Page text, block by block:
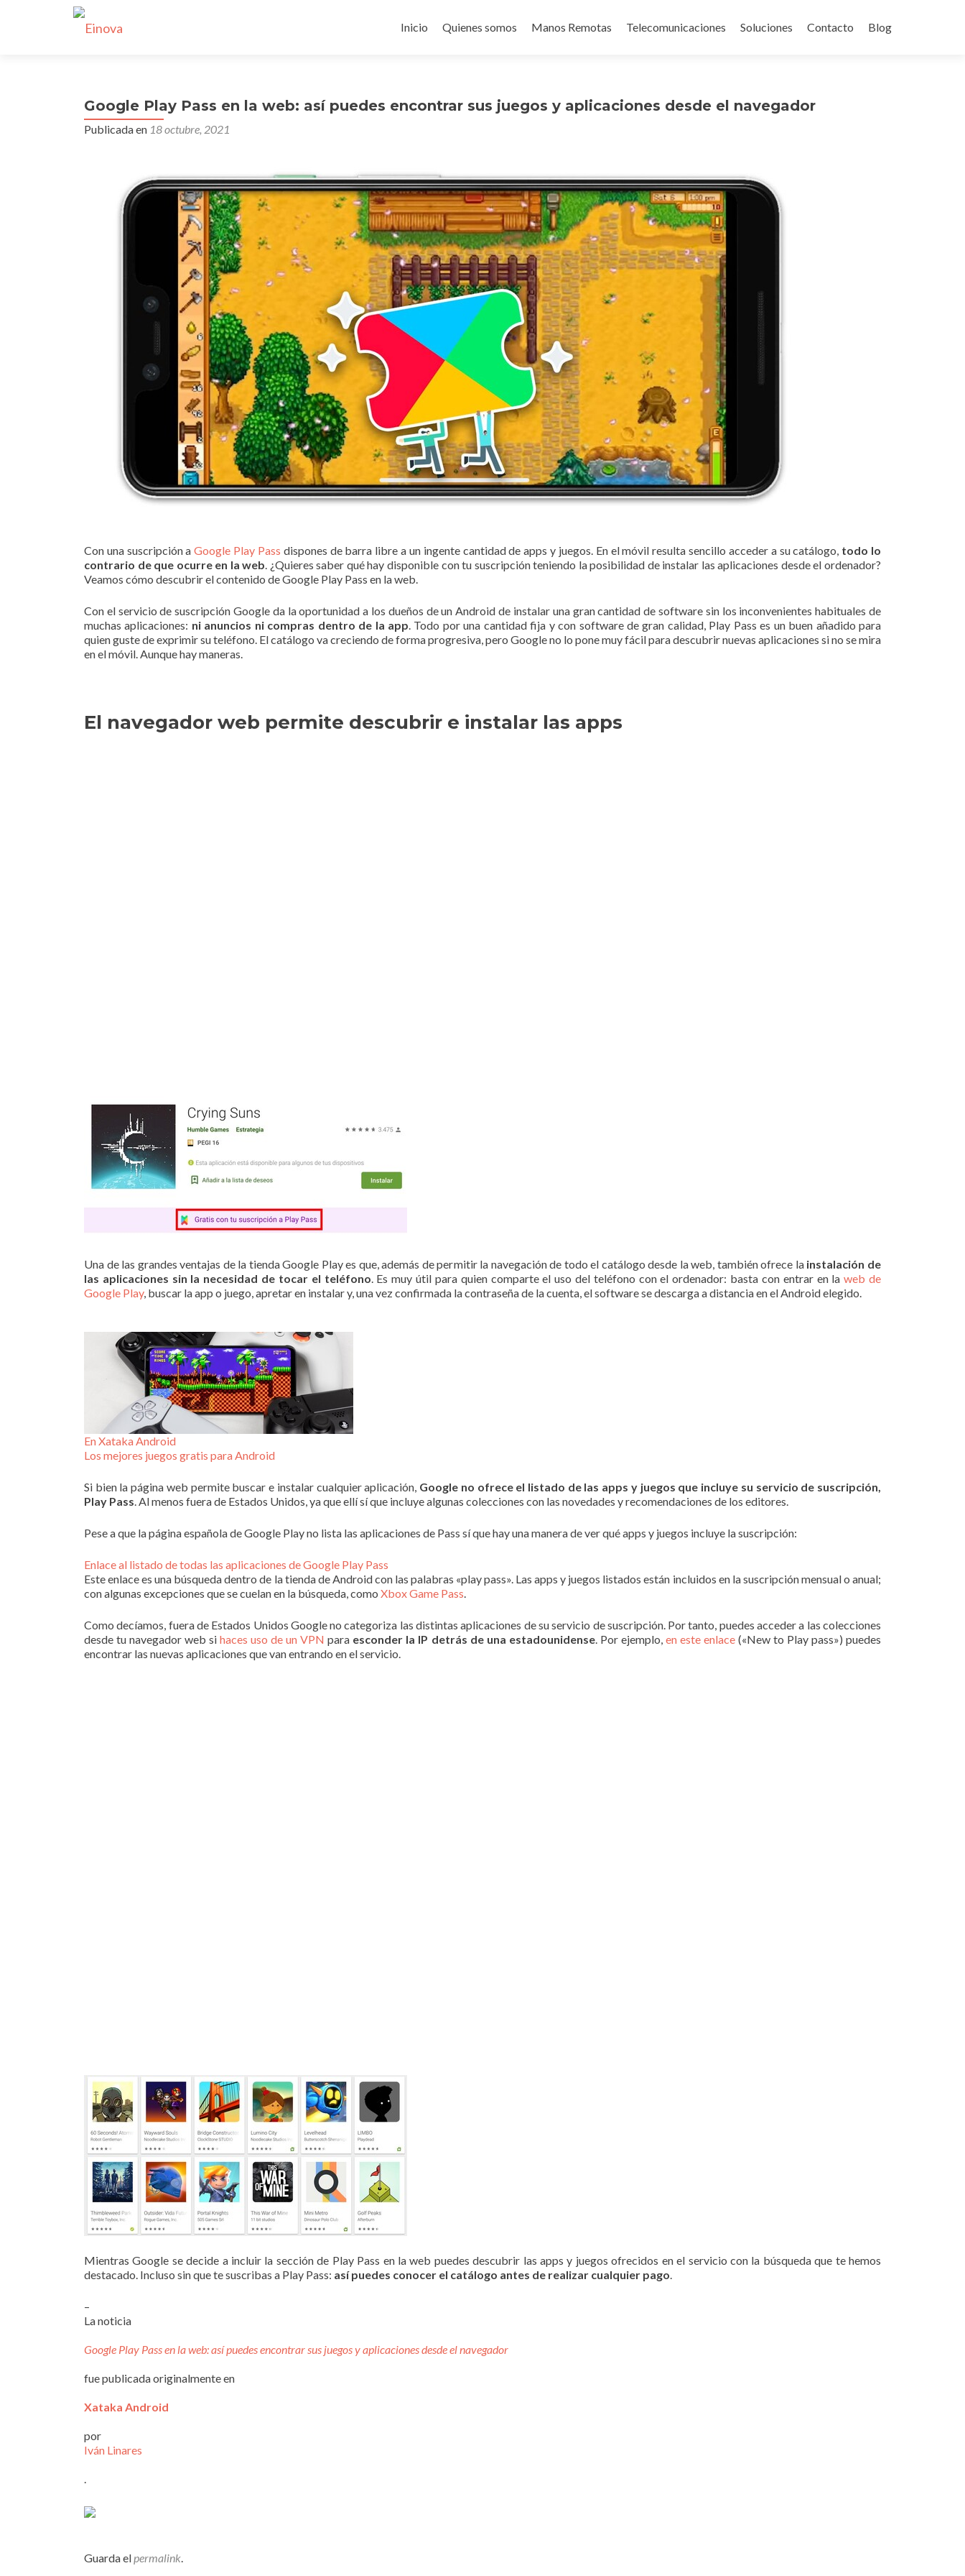
al
Inicio Quienes somos Manos Remotas Telecomunicaciones Soluciones Contacto Blog
Google Play Pass en la web: así puedes encontrar sus juegos y aplicaciones desde el navegador
Publicada en 18 octubre, 2021
Con una suscripción aGoogle Play Pass dispones de barra libre a un ingente cantidad de apps y juegos. En el móvil resulta sencillo acceder a su catálogo, todo lo
contrario de que ocurre en la web. ¿Quieres saber qué hay disponible con tu suscripción teniendo la posibilidad de instalar las aplicaciones desde el ordenador?
Veamos cómo descubrir el contenido de Google Play Pass en la web.
Con el servicio de suscripción Google da la oportunidad a los dueños de un Android de instalar una gran cantidad de software sin los inconvenientes habituales de
muchas aplicaciones: ni anuncios ni compras dentro de la app. Todo por una cantidad fija y con software de gran calidad, Play Pass es un buen añadido para
quien guste de exprimir su teléfono. El catálogo va creciendo de forma progresiva, pero Google no lo pone muy fácil para descubrir nuevas aplicaciones si no se mira
en el móvil. Aunque hay maneras.
El navegador web permite descubrir e instalar las apps
Una de las grandes ventajas de la tienda Google Play es que, además de permitir la navegación de todo el catálogo desde la web, también ofrece la instalación de
las aplicaciones sin la necesidad de tocar el teléfono. Es muy útil para quien comparte el uso del teléfono con el ordenador: basta con entrar en laweb de
Google Play, buscar la app o juego, apretar en instalar y, una vez confirmada la contraseña de la cuenta, el software se descarga a distancia en el Android elegido.
En Xataka Android
Los mejores juegos gratis para Android
Si bien la página web permite buscar e instalar cualquier aplicación, Google no ofrece el listado de las apps y juegos que incluye su servicio de suscripción,
Play Pass. Al menos fuera de Estados Unidos, ya que ellí sí que incluye algunas colecciones con las novedades y recomendaciones de los editores.
Pese a que la página española de Google Play no lista las aplicaciones de Pass sí que hay una manera de ver qué apps y juegos incluye la suscripción:
Enlace al listado de todas las aplicaciones de Google Play Pass
Este enlace es una búsqueda dentro de la tienda de Android con las palabras «play pass». Las apps y juegos listados están incluidos en la suscripción mensual o anual;
con algunas excepciones que se cuelan en la búsqueda, como Xbox Game Pass.
Como decíamos, fuera de Estados Unidos Google no categoriza las distintas aplicaciones de su servicio de suscripción. Por tanto, puedes acceder a las colecciones
desde tu navegador web sihaces uso de un VPN para esconder la IP detrás de una estadounidense. Por ejemplo, en este enlace(«New to Play pass») puedes
encontrar las nuevas aplicaciones que van entrando en el servicio.
Mientras Google se decide a incluir la sección de Play Pass en la web puedes descubrir las apps y juegos ofrecidos en el servicio con la búsqueda que te hemos
destacado. Incluso sin que te suscribas a Play Pass: así puedes conocer el catálogo antes de realizar cualquier pago.
–
La noticia
Google Play Pass en la web: así puedes encontrar sus juegos y aplicaciones desde el navegador
fue publicada originalmente en
Xataka Android
por
Iván Linares
.
Guarda elpermalink.